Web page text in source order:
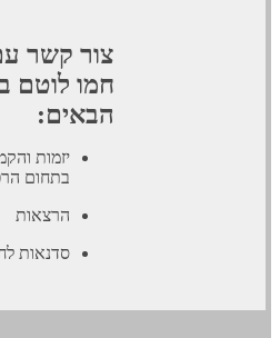
צור קשר עם
חמו לוטם
הבאים:
יזמות והקמת
בתחום הרפואי
הרצאות
סדנאות לחברות